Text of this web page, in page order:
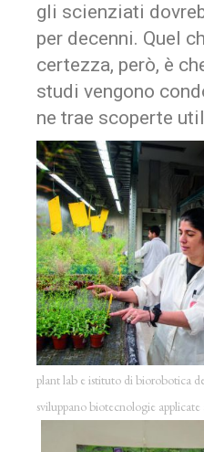
gli scienziati
per decenni. Quel
certezza, però, è
studi vengono
ne trae scoperte
plant lab e istituto di biorobotica
sviluppano biotecnologie